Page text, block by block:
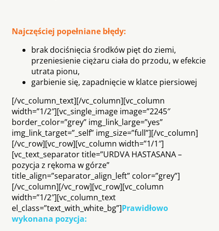
Najczęściej popełniane błędy:
brak dociśnięcia środków pięt do ziemi,
przeniesienie ciężaru ciała do przodu, w efekcie
utrata pionu,
garbienie się, zapadnięcie w klatce piersiowej
[/vc_column_text][/vc_column][vc_column
width=”1/2″][vc_single_image image=”2245″
border_color=”grey” img_link_large=”yes”
img_link_target=”_self” img_size=”full”][/vc_column]
[/vc_row][vc_row][vc_column width=”1/1″]
[vc_text_separator title=”URDVA HASTASANA –
pozycja z rękoma w górze”
title_align=”separator_align_left” color=”grey”]
[/vc_column][/vc_row][vc_row][vc_column
width=”1/2″][vc_column_text
el_class=”text_with_white_bg”]Prawidłowo
wykonana pozycja: